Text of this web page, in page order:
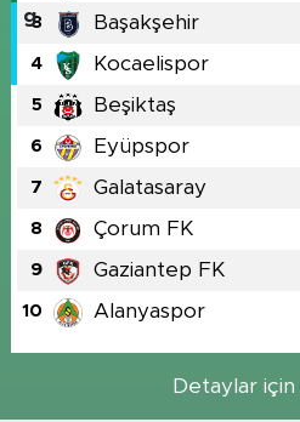
3 Başakşehir
4 Kocaelispor
5 Beşiktaş
6 Eyüpspor
7 Galatasaray
8 Çorum FK
9 Gaziantep FK
10 Alanyaspor
Detaylar için